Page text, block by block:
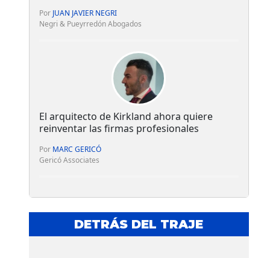
Por JUAN JAVIER NEGRI
Negri & Pueyrredón Abogados
El arquitecto de Kirkland ahora quiere
reinventar las firmas profesionales
Por MARC GERICÓ
Gericó Associates
DETRÁS DEL TRAJE